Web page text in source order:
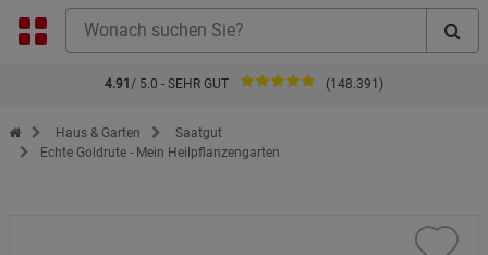
4.91 / 5.0 - SEHR GUT (148.391)
Zur Startseite des Kopp Verlag Online-Shop
Haus & Garten
Saatgut
Echte Goldrute - Mein Heilpflanzengarten